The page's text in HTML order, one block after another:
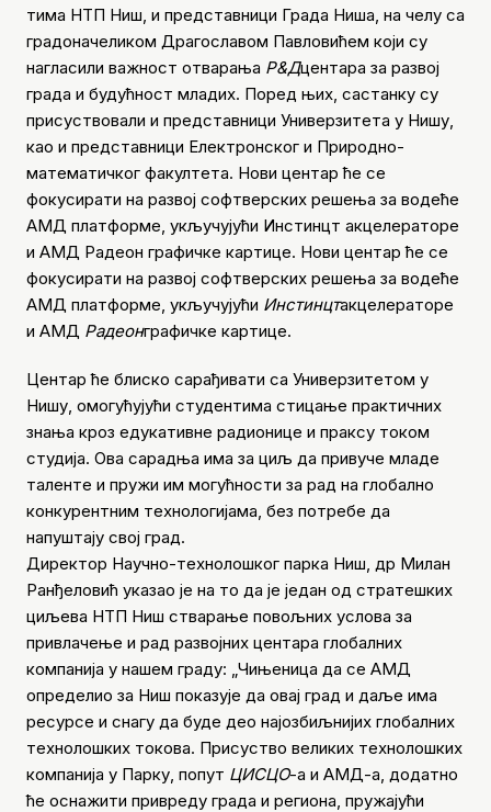
тима НТП Ниш, и представници Града Ниша, на челу са
градоначеликом Драгославом Павловићем који су
нагласили важност отварања Р&Дцентара за развој
града и будућност младих. Поред њих, састанку су
присуствовали и представници Универзитета у Нишу,
као и представници Електронског и Природно-
математичког факултета. Нови центар ће се
фокусирати на развој софтверских решења за водеће
АМД платформе, укључујући Инстинцт акцелераторе
и АМД Радеон графичке картице. Нови центар ће се
фокусирати на развој софтверских решења за водеће
АМД платформе, укључујући Инстинцтакцелераторе
и АМД Радеонграфичке картице.
Центар ће блиско сарађивати са Универзитетом у
Нишу, омогућујући студентима стицање практичних
знања кроз едукативне радионице и праксу током
студија. Ова сарадња има за циљ да привуче младе
таленте и пружи им могућности за рад на глобално
конкурентним технологијама, без потребе да
напуштају свој град.
Директор Научно-технолошког парка Ниш, др Милан
Ранђеловић указао је на то да је један од стратешких
циљева НТП Ниш стварање повољних услова за
привлачење и рад развојних центара глобалних
компанија у нашем граду: „Чињеница да се АМД
определио за Ниш показује да овај град и даље има
ресурсе и снагу да буде део најозбиљнијих глобалних
технолошких токова. Присуство великих технолошких
компанија у Парку, попут ЦИСЦО-а и АМД-а, додатно
ће оснажити привреду града и региона, пружајући